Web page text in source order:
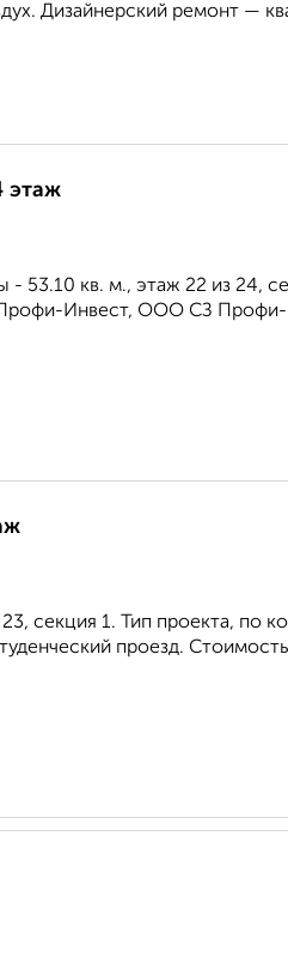
Дизайнерский ремонт —
этаж
53.10 кв. м., этаж 22 из 24,
Инвест, ООО СЗ Профи-
секция 1. Тип проекта, по
проезд. Стоимость